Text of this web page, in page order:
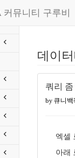
뮤니티 구루비
데이
쿼리
by 큐니백
엑셀
아래